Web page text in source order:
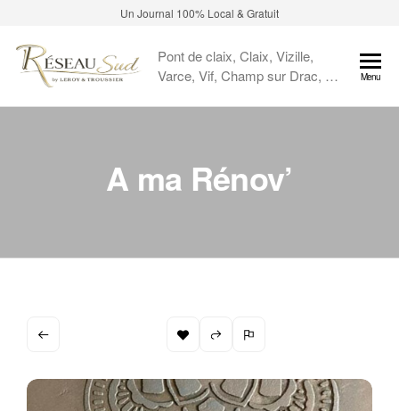
Un Journal 100% Local & Gratuit
Pont de claix, Claix, Vizille,
Varce, Vif, Champ sur Drac, …
Menu
A ma Rénov’